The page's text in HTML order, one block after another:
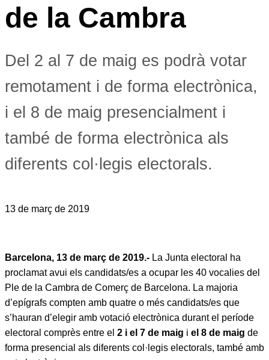
de la Cambra
Del 2 al 7 de maig es podrà votar
remotament i de forma electrònica,
i el 8 de maig presencialment i
també de forma electrònica als
diferents col·legis electorals.
13 de març de 2019
Barcelona, 13 de març de 2019.- La Junta electoral ha
proclamat avui els candidats/es a ocupar les 40 vocalies del
Ple de la Cambra de Comerç de Barcelona. La majoria
d’epígrafs compten amb quatre o més candidats/es que
s’hauran d’elegir amb votació electrònica durant el període
electoral comprès entre el 2 i el 7 de maig i el 8 de maig de
forma presencial als diferents col·legis electorals, també amb